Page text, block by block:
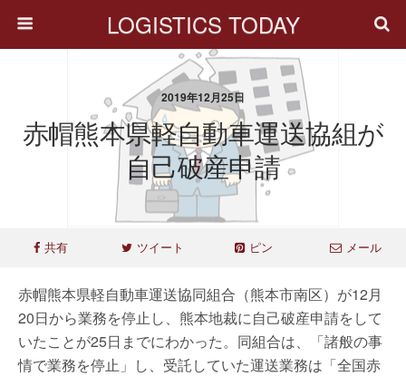
LOGISTICS TODAY
2019年12月25日
赤帽熊本県軽自動車運送協組が
自己破産申請
共有 ツイート ピン メール
赤帽熊本県軽自動車運送協同組合（熊本市南区）が12月
20日から業務を停止し、熊本地裁に自己破産申請をして
いたことが25日までにわかった。同組合は、「諸般の事
情で業務を停止」し、受託していた運送業務は「全国赤